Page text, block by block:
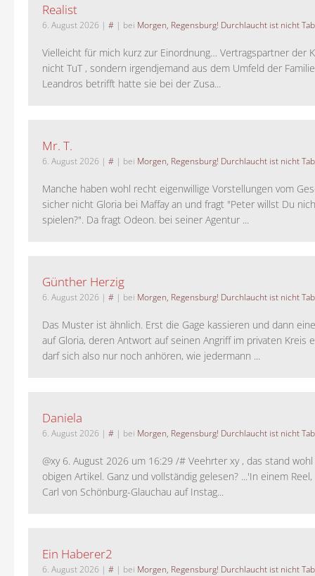
Realist
6. August 2026 | # | bei Morgen, Regensburg! Durchlaucht ist nicht
Vielleicht für mich kurz zur Einordnung… Vertragspartner der
nicht TuT , sondern irgendjemand aus dem Umfeld der
Leandros betrifft hatte sie bei der Zusa...
Mr. T.
6. August 2026 | # | bei Morgen, Regensburg! Durchlaucht ist nicht
Manche haben wohl recht eigenwillige Vorstellungen vom
sicher nicht Gloria bei Maffay an und fragt "Peter willst Du
spielen?". Da fragt Odeon. bei seiner Agentur ...
Günther Herzig
6. August 2026 | # | bei Morgen, Regensburg! Durchlaucht ist nicht
Das Muster ist ähnlich. Erst die Gage kassieren und dann
auf Gloria, deren Antwort auf seinen Angriff im privaten Kreis
darf sich also nur noch anhören, wie jedermann ...
Daniela
6. August 2026 | # | bei Morgen, Regensburg! Durchlaucht ist nicht
@xy 6. August 2026 um 16:29 /# Veehrter xy , das stand
obigen Artikel. Ganz und vollständig gelesen? ...'In einem
Carl von Schönburg-Glauchau auf Instag...
Ein Haberer2
6. August 2026 | # | bei Morgen, Regensburg! Durchlaucht ist nicht